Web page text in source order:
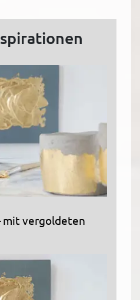
mit vergoldeten